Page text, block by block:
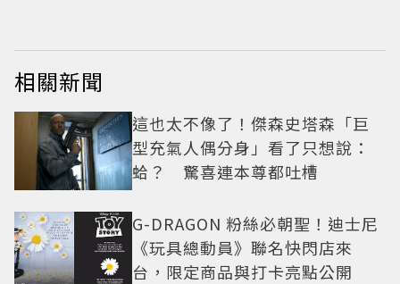
相關新聞
這也太不像了！傑森史塔森「巨
型充氣人偶分身」看了只想說：
蛤？ 驚喜連本尊都吐槽
G-DRAGON 粉絲必朝聖！迪士尼
《玩具總動員》聯名快閃店來
台，限定商品與打卡亮點公開